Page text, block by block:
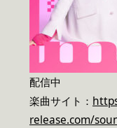
配信中
楽曲サイト：
release.com/